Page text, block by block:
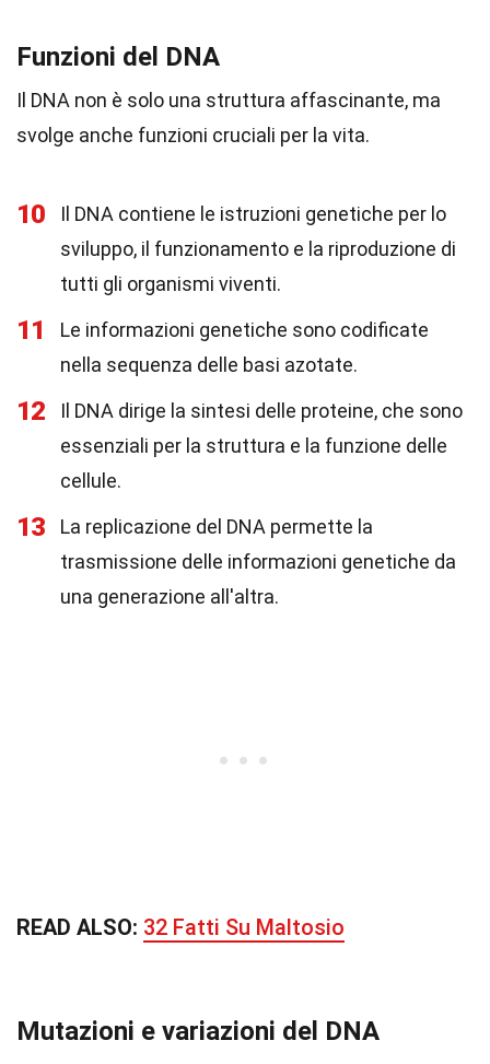
Funzioni del DNA
Il DNA non è solo una struttura affascinante, ma
svolge anche funzioni cruciali per la vita.
10
Il DNA contiene le istruzioni genetiche per lo
sviluppo, il funzionamento e la riproduzione di
tutti gli organismi viventi.
11
Le informazioni genetiche sono codificate
nella sequenza delle basi azotate.
12
Il DNA dirige la sintesi delle proteine, che sono
essenziali per la struttura e la funzione delle
cellule.
13
La replicazione del DNA permette la
trasmissione delle informazioni genetiche da
una generazione all'altra.
READ ALSO: 32 Fatti Su Maltosio
Mutazioni e variazioni del DNA